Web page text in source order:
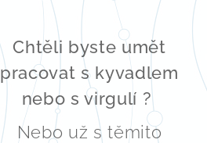
Chtěli byste umět
pracovat s kyvadlem
nebo s virgulí ?
Nebo už s těmito